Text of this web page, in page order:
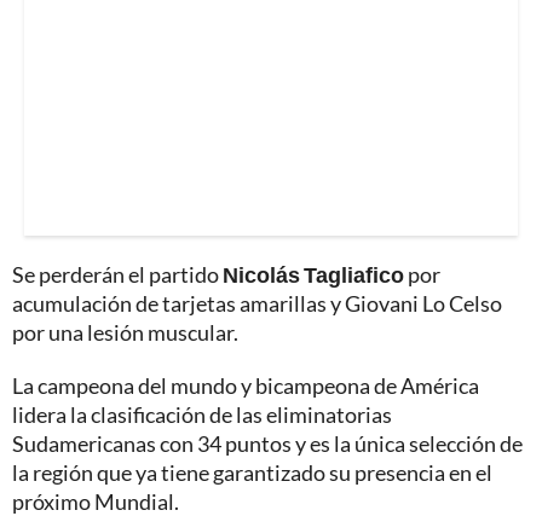
Se perderán el partidoNicolás Tagliaficopor
acumulación de tarjetas amarillas y Giovani Lo Celso
por una lesión muscular.
La campeona del mundo y bicampeona de América
lidera la clasificación de las eliminatorias
Sudamericanas con 34 puntos y es la única selección de
la región que ya tiene garantizado su presencia en el
próximo Mundial.